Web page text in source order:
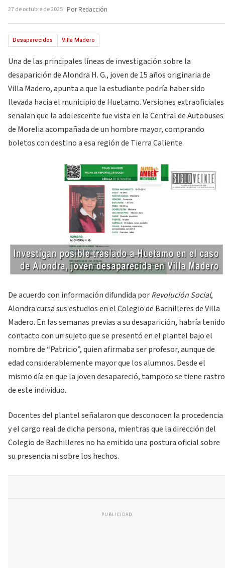
27 de octubre de 2025 Por Redacción
Desaparecidos Villa Madero
Una de las principales líneas de investigación sobre la
desaparición de Alondra H. G., joven de 15 años originaria de
Villa Madero, apunta a que la estudiante podría haber sido
llevada hacia el municipio de Huetamo. Versiones extraoficiales
señalan que la adolescente fue vista en la Central de Autobuses
de Morelia acompañada de un hombre mayor, comprando
boletos con destino a esa región de Tierra Caliente.
De acuerdo con información difundida porRevolución Social,
Alondra cursa sus estudios en el Colegio de Bachilleres de Villa
Madero. En las semanas previas a su desaparición, habría tenido
contacto con un sujeto que se presentó en el plantel bajo el
nombre de “Patricio”, quien afirmaba ser profesor, aunque de
edad considerablemente mayor que los alumnos. Desde el
mismo día en que la joven desapareció, tampoco se tiene rastro
de este individuo.
Docentes del plantel señalaron que desconocen la procedencia
y el cargo real de dicha persona, mientras que la dirección del
Colegio de Bachilleres no ha emitido una postura oficial sobre
su presencia ni sobre los hechos.
PUBLICIDAD